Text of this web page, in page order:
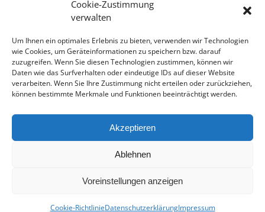
Cookie-Zustimmung
verwalten
Um Ihnen ein optimales Erlebnis zu bieten, verwenden wir Technologien
wie Cookies, um Geräteinformationen zu speichern bzw. darauf
zuzugreifen. Wenn Sie diesen Technologien zustimmen, können wir
Daten wie das Surfverhalten oder eindeutige IDs auf dieser Website
verarbeiten. Wenn Sie Ihre Zustimmung nicht erteilen oder zurückziehen,
können bestimmte Merkmale und Funktionen beeinträchtigt werden.
Akzeptieren
Ablehnen
Voreinstellungen anzeigen
Cookie-RichtlinieDatenschutzerklärungImpressum
Varia
- Weaver Xtreme Theme Datenschutzerklärung